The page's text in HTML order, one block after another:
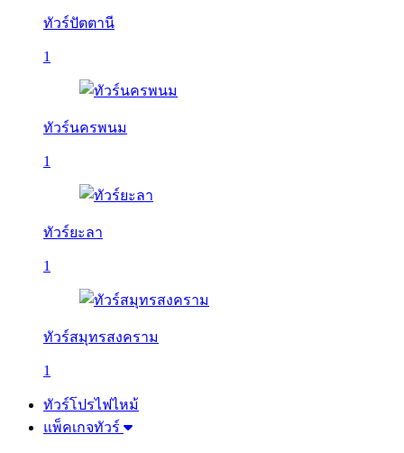
ทัวร์ปัตตานี
1
ทัวร์นครพนม
1
ทัวร์ยะลา
1
ทัวร์สมุทรสงคราม
1
ทัวร์โปรไฟไหม้
แพ็คเกจทัวร์